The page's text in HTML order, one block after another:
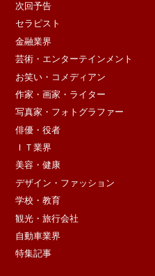
次回予告
セラピスト
金融業界
芸術・エンターテインメント
お笑い・コメディアン
作家・画家・ライター
写真家・フォトグラファー
俳優・役者
ＩＴ業界
美容・健康
デザイン・ファッション
学校・教育
観光・旅行会社
自動車業界
特集記事